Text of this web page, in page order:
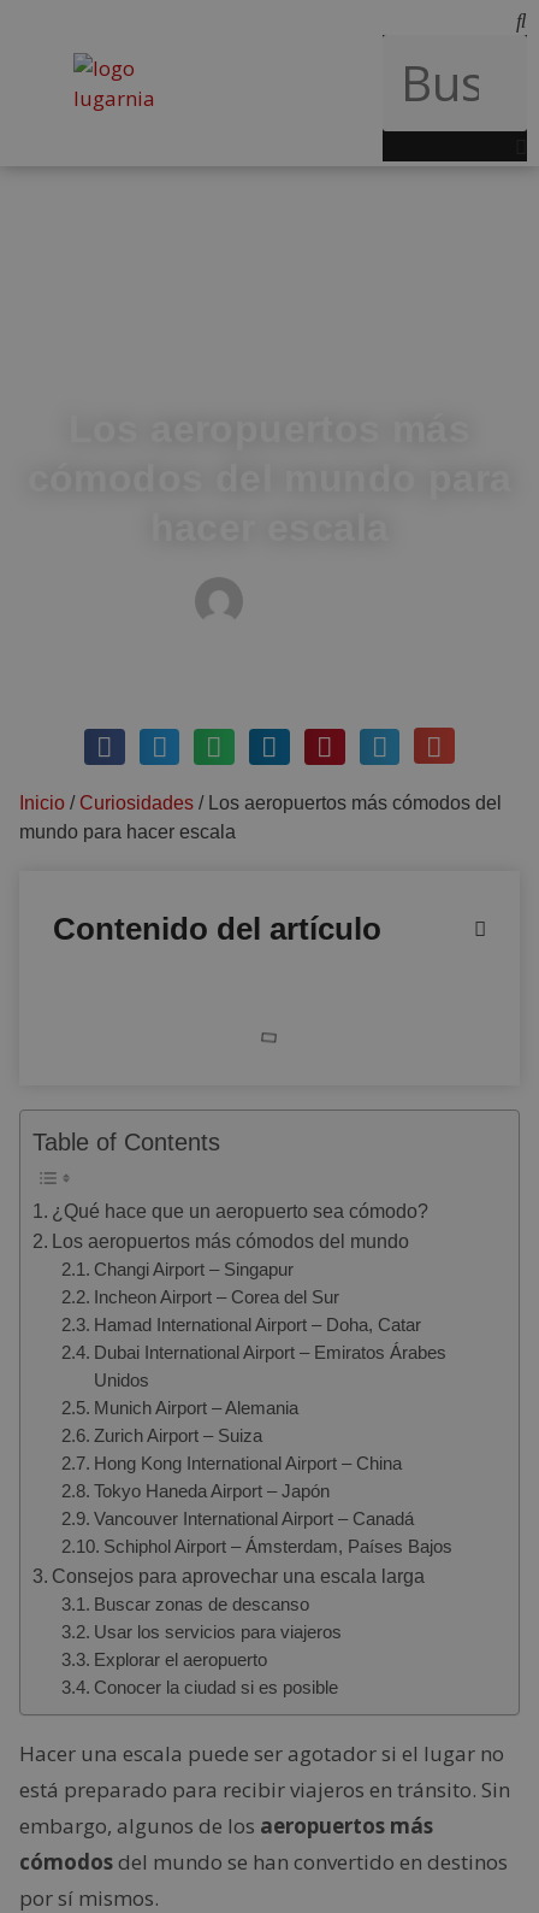
Inicio / Curiosidades /
Los aeropuertos más cómodos del
mundo para hacer escala
Contenido del artículo
Table of Contents
¿Qué hace que un aeropuerto sea cómodo?
Los aeropuertos más cómodos del mundo
Changi Airport – Singapur
Incheon Airport – Corea del Sur
Hamad International Airport – Doha, Catar
Dubai International Airport – Emiratos Árabes
Unidos
Munich Airport – Alemania
Zurich Airport – Suiza
Hong Kong International Airport – China
Tokyo Haneda Airport – Japón
Vancouver International Airport – Canadá
Schiphol Airport – Ámsterdam, Países Bajos
Consejos para aprovechar una escala larga
Buscar zonas de descanso
Usar los servicios para viajeros
Explorar el aeropuerto
Conocer la ciudad si es posible
Hacer una escala puede ser agotador si el lugar no
está preparado para recibir viajeros en tránsito. Sin
embargo, algunos de los aeropuertos más
cómodosdel mundo se han convertido en destinos
por sí mismos.